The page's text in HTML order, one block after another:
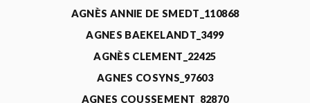
AGNÈS ANNIE DE SMEDT_110868
AGNES BAEKELANDT_3499
AGNÈS CLEMENT_22425
AGNES COSYNS_97603
AGNES COUSSEMENT_82870